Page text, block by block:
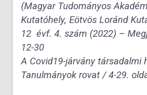
(Magyar Tudományos
Kutatóhely, Eötvös Loránd
12 évf. 4. szám (2022) –
12-30
A Covid19-járvány társadalmi
Tanulmányok rovat / 4-29.